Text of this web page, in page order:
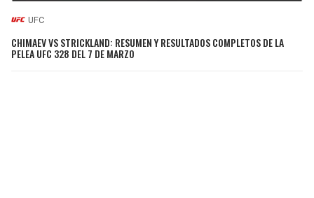
UFC
CHIMAEV VS STRICKLAND: RESUMEN Y RESULTADOS COMPLETOS DE LA
PELEA UFC 328 DEL 7 DE MARZO